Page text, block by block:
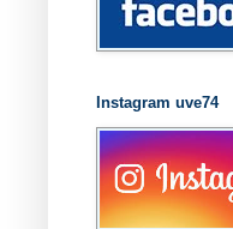
Instagram uve74